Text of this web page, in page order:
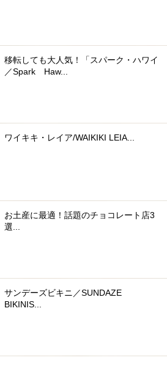
移転しても大人気！「スパーク・ハワイ
／Spark Haw...
ワイキキ・レイア/WAIKIKI LEIA...
お土産に最適！話題のチョコレート店3
選...
サンデーズビキニ／SUNDAZE
BIKINIS...